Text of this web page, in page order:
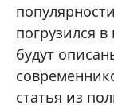
погрузился
будут
статья из